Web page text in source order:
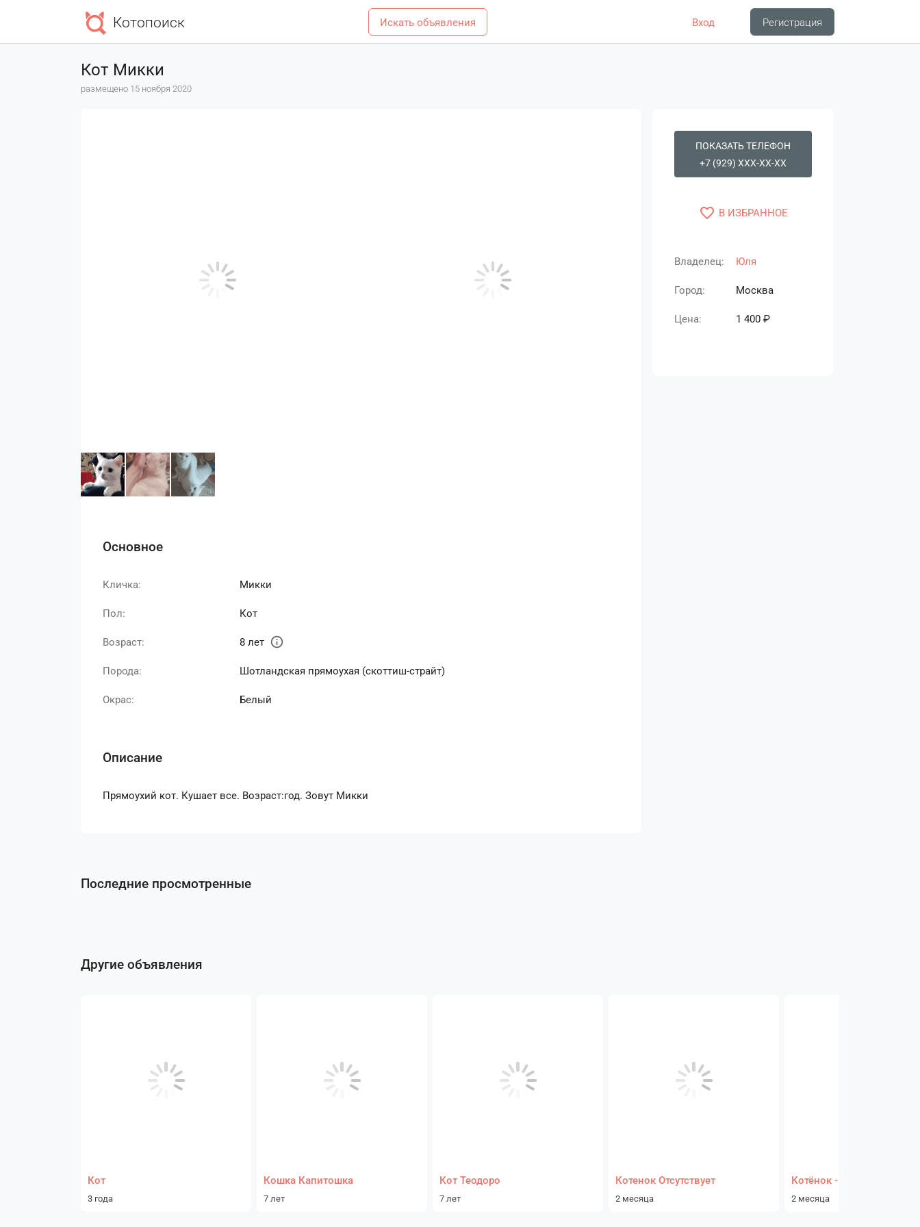
Котопоиск Искать объявления Вход Регистрация
Кот Микки
размещено 15 ноября 2020
Основное
Кличка: Микки
Пол: Кот
Возраст: 8 лет info
Порода: Шотландская прямоухая (скоттиш-страйт)
Окрас: Белый
Описание
Прямоухий кот. Кушает все. Возраст:год. Зовут Микки
ПОКАЗАТЬ ТЕЛЕФОН
+7 (929) XXX-XX-XX
favorite_border В ИЗБРАННОЕ
Владелец: Юля
Город: Москва
Цена: 1 400 ₽
Последние просмотренные
Другие объявления
Кот
3 года
Кошка Капитошка
7 лет
Кот Теодоро
7 лет
Котенок Отсутствует
2 месяца
Котёнок - девочка
2 месяца